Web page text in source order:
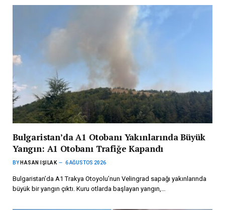
Bulgaristan’da A1 Otobanı Yakınlarında Büyük
Yangın: A1 Otobanı Trafiğe Kapandı
BY HASAN IŞILAK 6 AĞUSTOS 2026
Bulgaristan’da A1 Trakya Otoyolu’nun Velingrad sapağı yakınlarında
büyük bir yangın çıktı. Kuru otlarda başlayan yangın,…